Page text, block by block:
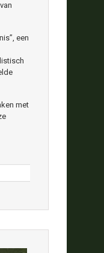
een
met